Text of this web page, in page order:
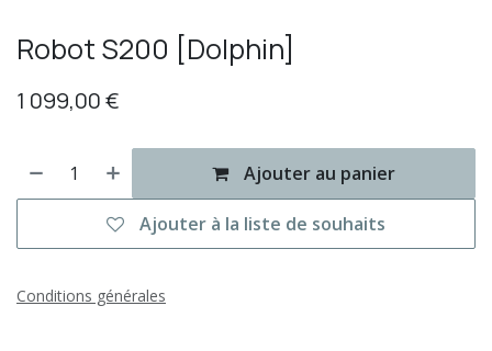
Robot S200 [Dolphin]
1 099,00€
Ajouter au panier
Ajouter à la liste de souhaits
Conditions générales